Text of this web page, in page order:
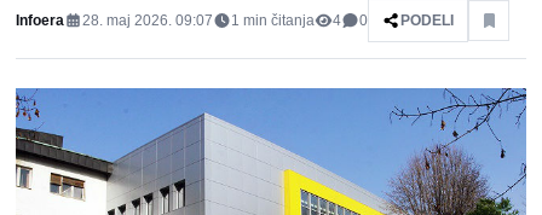
Infoera 28. maj 2026. 09:07 1 min čitanja 4 0 PODELI